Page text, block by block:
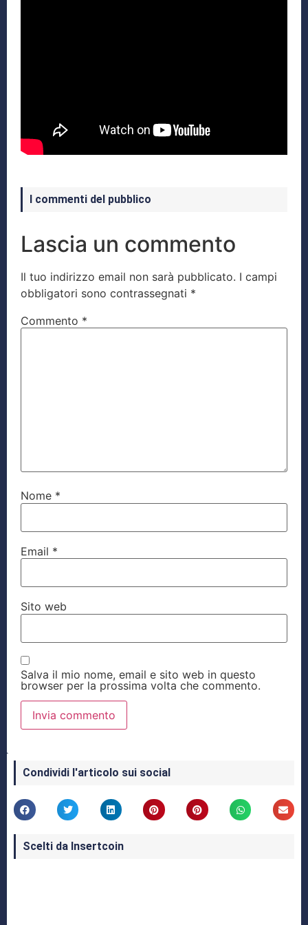
I commenti del pubblico
Lascia un commento
Il tuo indirizzo email non sarà pubblicato. I campi
obbligatori sono contrassegnati *
Commento *
Nome *
Email *
Sito web
Salva il mio nome, email e sito web in questo
browser per la prossima volta che commento.
Condividi l'articolo sui social
Scelti da Insertcoin